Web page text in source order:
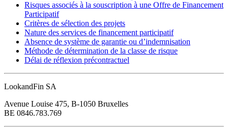
Risques associés à la souscription à une Offre de Financement
Participatif
Critères de sélection des projets
Nature des services de financement participatif
Absence de système de garantie ou d’indemnisation
Méthode de détermination de la classe de risque
Délai de réflexion précontractuel
LookandFin SA
Avenue Louise 475, B-1050 Bruxelles
BE 0846.783.769